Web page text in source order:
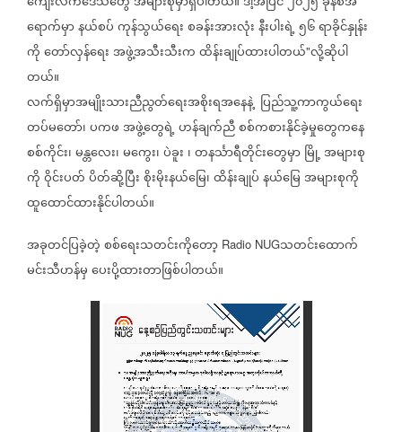
ရောက်မှာနယ်စပ်ကုန်သွယ်ရေးစခန်းအားလုံးနီးပါးရဲ့၅၆ရာခိုင်နှုန်း
ကိုတော်လှန်ရေးအဖွဲ့အသီးသီးကထိန်းချုပ်ထားပါတယ်"လို့ဆိုပါ
တယ်။
လက်ရှိမှာအမျိုးသားညီညွတ်ရေးအစိုးရအနေနဲ့ ပြည်သူ့ကာကွယ်ရေး
တပ်မတော်၊ပကဖအဖွဲ့တွေရဲ့ဟန်ချက်ညီစစ်ကစားနိုင်ခဲ့မှုတွေကနေ
စစ်ကိုင်း၊မန္တလေး၊မကွေး၊ပဲခူး ၊တနင်္သာရီတိုင်းတွေမှာမြို့အများစု
ကိုဝိုင်းပတ်ပိတ်ဆို့ပြီးစိုးမိုးနယ်မြေ၊ထိန်းချုပ်နယ်မြေအများစုကို
ထူထောင်ထားနိုင်ပါတယ်။
အခုတင်ပြခဲ့တဲ့စစ်ရေးသတင်း‌ကိုတော့ Radio NUGသတင်းထောက်
မင်းသီဟန်မှပေးပို့ထားတာဖြစ်ပါတယ်။